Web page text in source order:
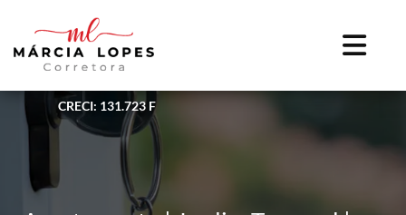
CRECI: 131.723 F